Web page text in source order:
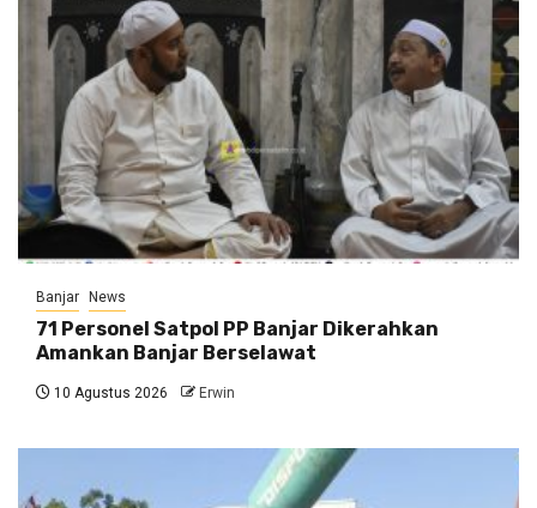
Banjar News
71 Personel Satpol PP Banjar Dikerahkan
Amankan Banjar Berselawat
10 Agustus 2026 Erwin